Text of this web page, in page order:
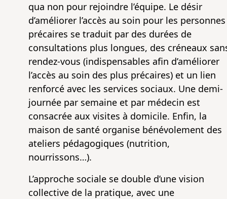
qua non pour rejoindre l’équipe. Le désir
d’améliorer l’accès au soin pour les personnes
précaires se traduit par des durées de
consultations plus longues, des créneaux
rendez-vous (indispensables afin d’améliorer
l’accès au soin des plus précaires) et un lien
renforcé avec les services sociaux. Une demi-
journée par semaine et par médecin est
consacrée aux visites à domicile. Enfin, la
maison de santé organise bénévolement des
ateliers pédagogiques (nutrition,
nourrissons…).
L’approche sociale se double d’une vision
collective de la pratique, avec une